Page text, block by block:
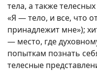
тела, а также
«Я — тело, и все, что
принадлежит мне»);
— место, где
попыткам познать
телесные